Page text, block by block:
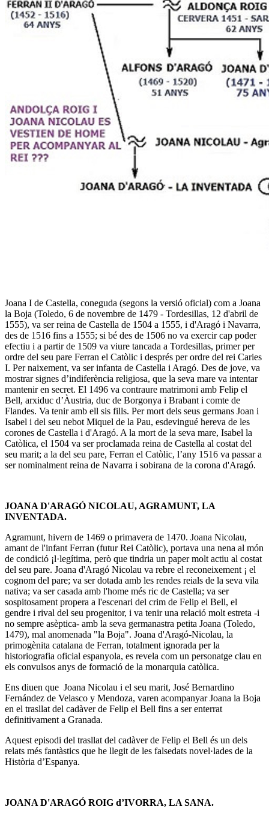
Joana I de Castella, coneguda (segons la versió oficial) com a Joana
la Boja (Toledo, 6 de novembre de 1479 - Tordesillas, 12 d'abril de
1555), va ser reina de Castella de 1504 a 1555, i d'Aragó i Navarra,
des de 1516 fins a 1555; si bé des de 1506 no va exercir cap poder
efectiu i a partir de 1509 va viure tancada a Tordesillas, primer per
ordre del seu pare Ferran el Catòlic i després per ordre del rei Caries
I. Per naixement, va ser infanta de Castella i Aragó. Des de jove, va
mostrar signes d’indiferència religiosa, que la seva mare va intentar
mantenir en secret. El 1496 va contraure matrimoni amb Felip el
Bell, arxiduc d’Àustria, duc de Borgonya i Brabant i comte de
Flandes. Va tenir amb ell sis fills. Per mort dels seus germans Joan i
Isabel i del seu nebot Miquel de la Pau, esdevingué hereva de les
corones de Castella i d'Aragó. A la mort de la seva mare, Isabel la
Catòlica, el 1504 va ser proclamada reina de Castella al costat del
seu marit; a la del seu pare, Ferran el Catòlic, l’any 1516 va passar a
ser nominalment reina de Navarra i sobirana de la corona d'Aragó.
JOANA D'ARAGÓ NICOLAU, AGRAMUNT, LA
INVENTADA.
Agramunt, hivern de 1469 o primavera de 1470. Joana Nicolau,
amant de l'infant Ferran (futur Rei Catòlic), portava una nena al món
de condició ¡l·legítima, però que tindria un paper molt actiu al costat
del seu pare. Joana d'Aragó Nicolau va rebre el reconeixement ¡ el
cognom del pare; va ser dotada amb les rendes reials de la seva vila
nativa; va ser casada amb l'home més ric de Castella; va ser
sospitosament propera a l'escenari del crim de Felip el Bell, el
gendre i rival del seu progenitor, i va tenir una relació molt estreta -i
no sempre asèptica- amb la seva germanastra petita Joana (Toledo,
1479), mal anomenada "la Boja". Joana d'Aragó-Nicolau, la
primogènita catalana de Ferran, totalment ignorada per la
historiografia oficial espanyola, es revela com un personatge clau en
els convulsos anys de formació de la monarquia catòlica.
Ens diuen que Joana Nicolau i el seu marit, José Bernardino
Fernández de Velasco y Mendoza, varen acompanyar Joana la Boja
en el trasllat del cadàver de Felip el Bell fins a ser enterrat
definitivament a Granada.
Aquest episodi del trasllat del cadàver de Felip el Bell és un dels
relats més fantàstics que he llegit de les falsedats novel·lades de la
Història d’Espanya.
JOANA D'ARAGÓ ROIG d’IVORRA, LA SANA.